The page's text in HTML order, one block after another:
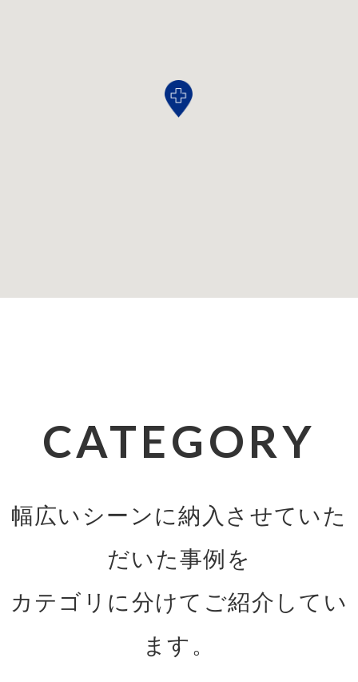
CATEGORY
幅広いシーンに納入させていた
だいた事例を
カテゴリに分けてご紹介してい
ます。